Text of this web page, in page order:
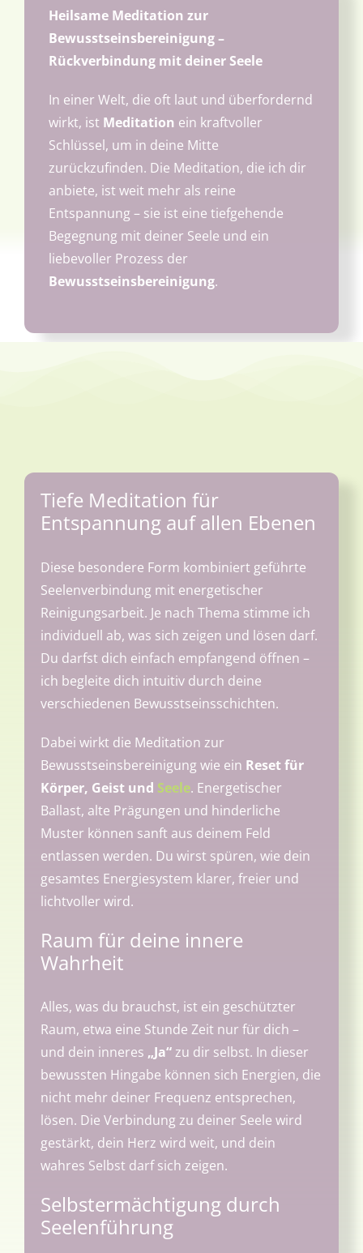
Über uns
Termine
Heilsame Meditation zur
Bewusstseinsbereinigung –
Rückverbindung mit deiner Seele
In einer Welt, die oft laut und überfordernd
wirkt, ist Meditation ein kraftvoller
Schlüssel, um in deine Mitte
zurückzufinden. Die Meditation, die ich dir
anbiete, ist weit mehr als reine
Entspannung – sie ist eine tiefgehende
Begegnung mit deiner Seele und ein
liebevoller Prozess der
Bewusstseinsbereinigung.
Tiefe Meditation für
Entspannung auf allen Ebenen
Diese besondere Form kombiniert geführte
Seelenverbindung mit energetischer
Reinigungsarbeit. Je nach Thema stimme ich
individuell ab, was sich zeigen und lösen darf.
Du darfst dich einfach empfangend öffnen –
ich begleite dich intuitiv durch deine
verschiedenen Bewusstseinsschichten.
Dabei wirkt die Meditation zur
Bewusstseinsbereinigung wie ein Reset für
Körper, Geist und Seele. Energetischer
Ballast, alte Prägungen und hinderliche
Muster können sanft aus deinem Feld
entlassen werden. Du wirst spüren, wie dein
gesamtes Energiesystem klarer, freier und
lichtvoller wird.
Raum für deine innere
Wahrheit
Alles, was du brauchst, ist ein geschützter
Raum, etwa eine Stunde Zeit nur für dich –
und dein inneres „Ja“zu dir selbst. In dieser
bewussten Hingabe können sich Energien, die
nicht mehr deiner Frequenz entsprechen,
lösen. Die Verbindung zu deiner Seele wird
gestärkt, dein Herz wird weit, und dein
wahres Selbst darf sich zeigen.
Selbstermächtigung durch
Seelenführung